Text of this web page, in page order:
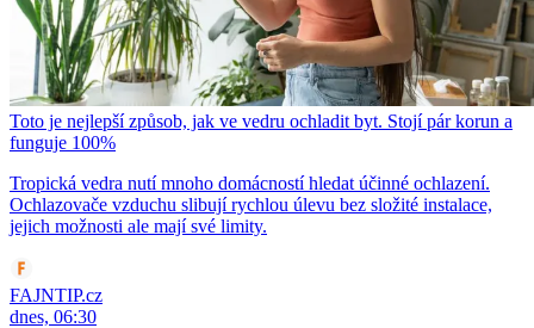
Toto je nejlepší způsob, jak ve vedru ochladit byt. Stojí pár korun a
funguje 100%
Tropická vedra nutí mnoho domácností hledat účinné ochlazení.
Ochlazovače vzduchu slibují rychlou úlevu bez složité instalace,
jejich možnosti ale mají své limity.
FAJNTIP.cz
dnes, 06:30